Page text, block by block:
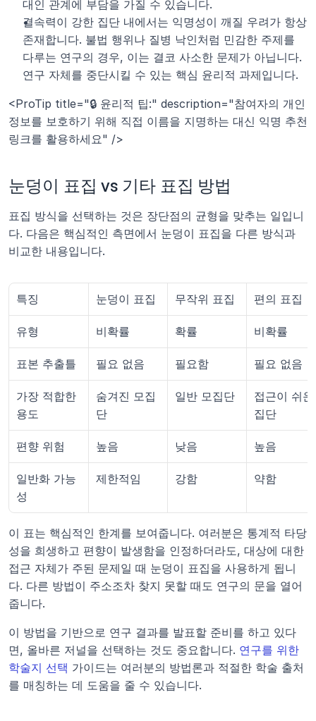
대인 관계에 부담을 가질 수 있습니다.
결속력이 강한 집단 내에서는 익명성이 깨질 우려가 항상
존재합니다. 불법 행위나 질병 낙인처럼 민감한 주제를
다루는 연구의 경우, 이는 결코 사소한 문제가 아닙니다.
연구 자체를 중단시킬 수 있는 핵심 윤리적 과제입니다.
<ProTip title="🔒 윤리적 팁:" description="참여자의 개인
정보를 보호하기 위해 직접 이름을 지명하는 대신 익명 추천
링크를 활용하세요" />
눈덩이 표집 vs 기타 표집 방법
표집 방식을 선택하는 것은 장단점의 균형을 맞추는 일입니
다. 다음은 핵심적인 측면에서 눈덩이 표집을 다른 방식과
비교한 내용입니다.
특징 눈덩이 표집 무작위 표집 편의 표집
유형 비확률 확률 비확률
표본 추출틀 필요 없음 필요함 필요 없음
가장 적합한
용도
숨겨진 모집
단
일반 모집단
접근이 쉬운
집단
편향 위험 높음 낮음 높음
일반화 가능
성
제한적임 강함 약함
이 표는 핵심적인 한계를 보여줍니다. 여러분은 통계적 타당
성을 희생하고 편향이 발생함을 인정하더라도, 대상에 대한
접근 자체가 주된 문제일 때 눈덩이 표집을 사용하게 됩니
다. 다른 방법이 주소조차 찾지 못할 때도 연구의 문을 열어
줍니다.
이 방법을 기반으로 연구 결과를 발표할 준비를 하고 있다
면, 올바른 저널을 선택하는 것도 중요합니다. 연구를 위한
학술지 선택 가이드는 여러분의 방법론과 적절한 학술 출처
를 매칭하는 데 도움을 줄 수 있습니다.